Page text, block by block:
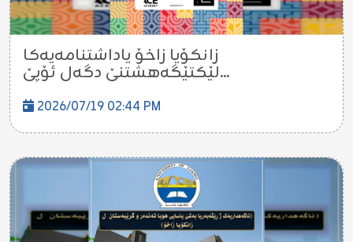
زانکۆیا زاخۆ یاداشتنامەیەکا
لێکتێگەهشتنێ دگەل ئۆپێ...
2026/07/19 02:44 PM